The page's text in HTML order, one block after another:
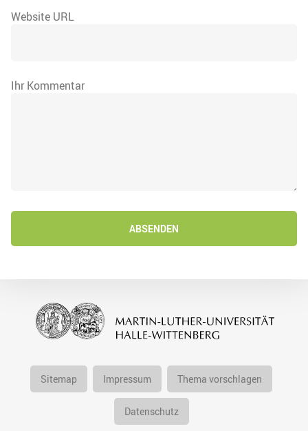
Website URL
Ihr Kommentar
ABSENDEN
Sitemap Impressum Thema vorschlagen
Datenschutz